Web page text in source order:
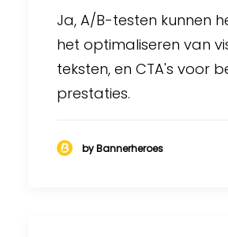
Ja, A/B-testen kunnen
het optimaliseren van
teksten, en CTA's voor
prestaties.
by Bannerheroes